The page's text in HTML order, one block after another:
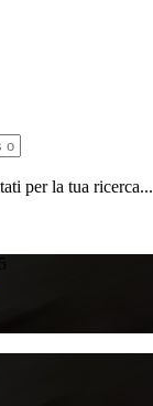
per la tua ricerca...